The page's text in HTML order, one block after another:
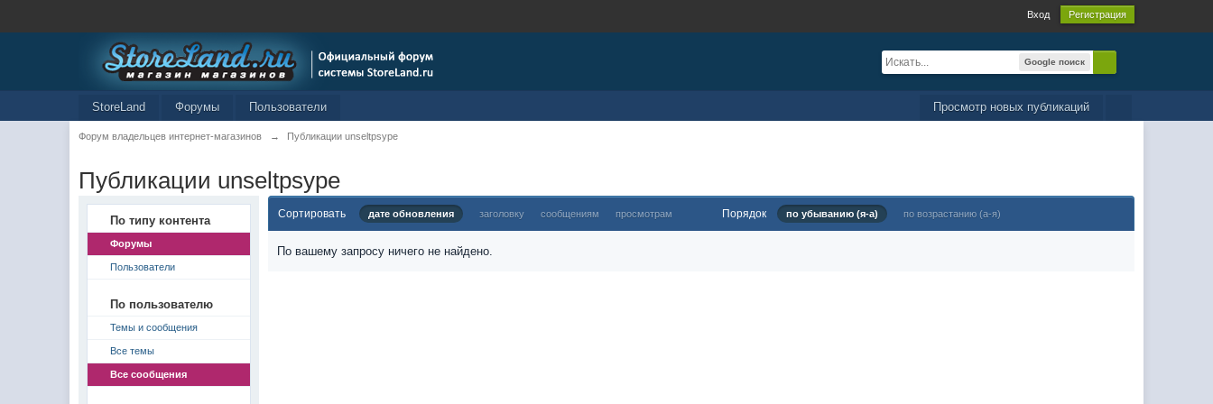
Вход Регистрация
Google поиск
Просмотр новых публикаций
StoreLand Форумы Пользователи
Форум владельцев интернет-магазинов → Публикации unseltpsype
Публикации unseltpsype
По типу контента
Форумы
Пользователи
По пользователю
Темы и сообщения
Все темы
Все сообщения
Сортировать дате обновления заголовку сообщениям просмотрам Порядок по убыванию (я-а) по возрастанию (а-я)
По вашему запросу ничего не найдено.